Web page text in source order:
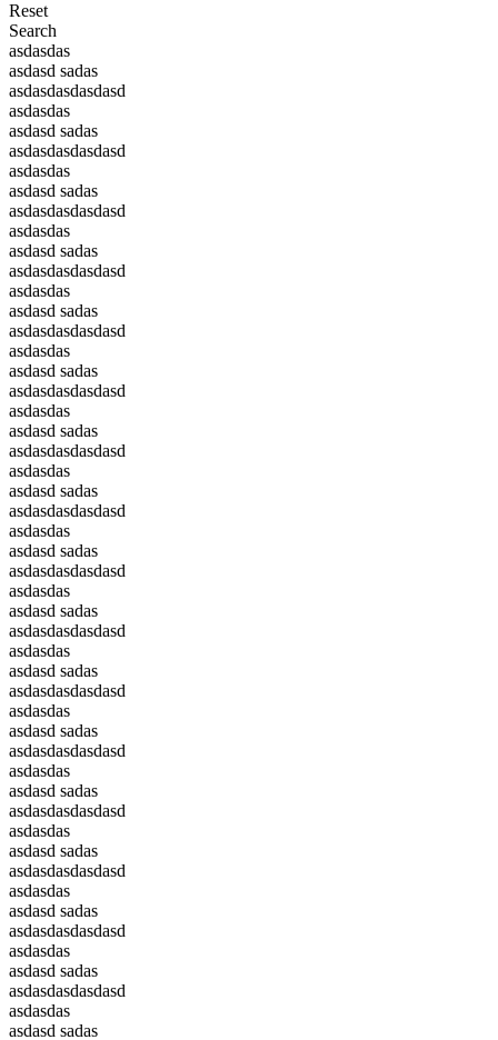
Reset
Search
asdasdas
asdasd sadas
asdasdasdasdasd
asdasdas
asdasd sadas
asdasdasdasdasd
asdasdas
asdasd sadas
asdasdasdasdasd
asdasdas
asdasd sadas
asdasdasdasdasd
asdasdas
asdasd sadas
asdasdasdasdasd
asdasdas
asdasd sadas
asdasdasdasdasd
asdasdas
asdasd sadas
asdasdasdasdasd
asdasdas
asdasd sadas
asdasdasdasdasd
asdasdas
asdasd sadas
asdasdasdasdasd
asdasdas
asdasd sadas
asdasdasdasdasd
asdasdas
asdasd sadas
asdasdasdasdasd
asdasdas
asdasd sadas
asdasdasdasdasd
asdasdas
asdasd sadas
asdasdasdasdasd
asdasdas
asdasd sadas
asdasdasdasdasd
asdasdas
asdasd sadas
asdasdasdasdasd
asdasdas
asdasd sadas
asdasdasdasdasd
asdasdas
asdasd sadas